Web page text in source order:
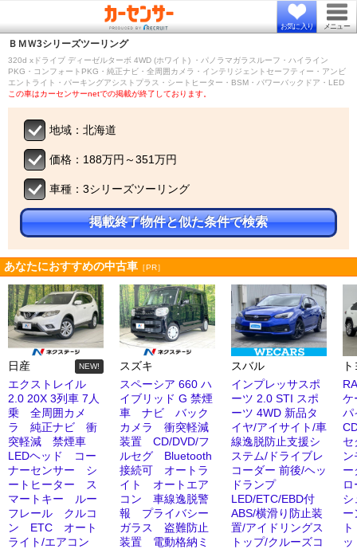
お気に入り メニュー
ＢＭＷ3シリーズツーリング
320d xドライブ ディーゼルターボ 4WD (ホワイト) ・パノラマガラスルーフ・ハイライン
PKG・コンフォートPKG・純正ナビ・全周囲カメラ・インテリジェントセーフティー・アンビ
エントライト・パーキングアシストプラス・シートヒーター・BSM・パワーバックドア・LED
この車はカーセンサーnetでの掲載が終了しております。
地域：北海道
価格：188万円～351万円
車種：3シリーズツーリング
掲載終了物件と似た条件で検索
あなたにおすすめの中古車 ［PR］
日産 NEW!
エクストレイル
2.0 20X 3列車 7人
乗 全周囲カメ
ラ 純正ナビ 衝
突軽減 禁煙車
LEDヘッド コー
ナーセンサー シ
ートヒーター ス
マートキー ルー
フレール クルコ
ン ETC オート
ライト/エアコン
スズキ
スペーシア 660 ハ
イブリッド G 禁煙
車 ナビ バック
カメラ 衝突軽減
装置 CD/DVD/フ
ルセグ Bluetooth
接続可 オートラ
イト オートエア
コン 車線逸脱警
報 プライバシー
ガラス 盗難防止
装置 電動格納ミ
スバル
インプレッサスポ
ーツ 2.0 STI スポ
ーツ 4WD 新品タ
イヤ/アイサイト/車
線逸脱防止支援シ
ステム/ドライブレ
コーダー 前後/ヘッ
ドランプ
LED/ETC/EBD付
ABS/横滑り防止装
置/アイドリングス
トップ/クルーズコ
ケ
パ
セ
ー
シ
ー